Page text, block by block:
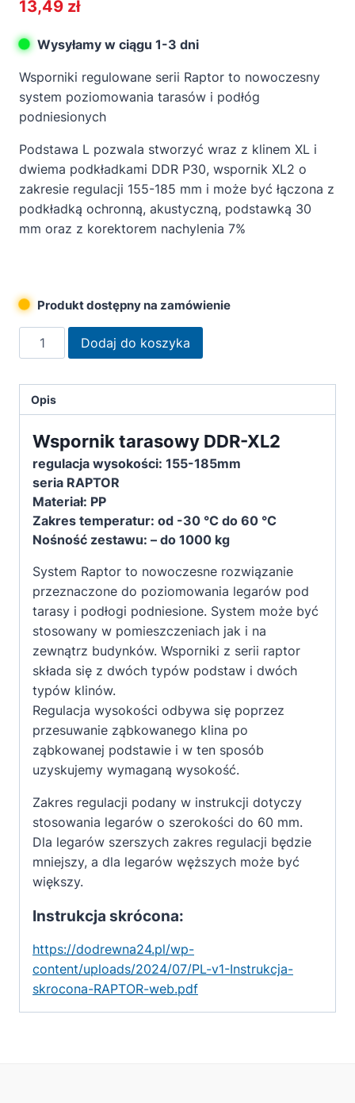
13,49 zł
Wysyłamy w ciągu 1-3 dni
Wsporniki regulowane serii Raptor to nowoczesny
system poziomowania tarasów i podłóg
podniesionych
Podstawa L pozwala stworzyć wraz z klinem XL i
dwiema podkładkami DDR P30, wspornik XL2 o
zakresie regulacji 155-185 mm i może być łączona z
podkładką ochronną, akustyczną, podstawką 30
mm oraz z korektorem nachylenia 7%
Produkt dostępny na zamówienie
ilość
Wspornik
wentylowany
DDR-
XL2
185mm
Dodaj do koszyka
Opis
Wspornik tarasowy DDR-XL2
regulacja wysokości: 155-185mm
seria RAPTOR
Materiał: PP
Zakres temperatur: od -30 °C do 60 °C
Nośność zestawu: – do 1000 kg
System Raptor to nowoczesne rozwiązanie
przeznaczone do poziomowania legarów pod
tarasy i podłogi podniesione. System może być
stosowany w pomieszczeniach jak i na
zewnątrz budynków. Wsporniki z serii raptor
składa się z dwóch typów podstaw i dwóch
typów klinów.
Regulacja wysokości odbywa się poprzez
przesuwanie ząbkowanego klina po
ząbkowanej podstawie i w ten sposób
uzyskujemy wymaganą wysokość.
Zakres regulacji podany w instrukcji dotyczy
stosowania legarów o szerokości do 60 mm.
Dla legarów szerszych zakres regulacji będzie
mniejszy, a dla legarów węższych może być
większy.
Instrukcja skrócona:
https://dodrewna24.pl/wp-
content/uploads/2024/07/PL-v1-Instrukcja-
skrocona-RAPTOR-web.pdf